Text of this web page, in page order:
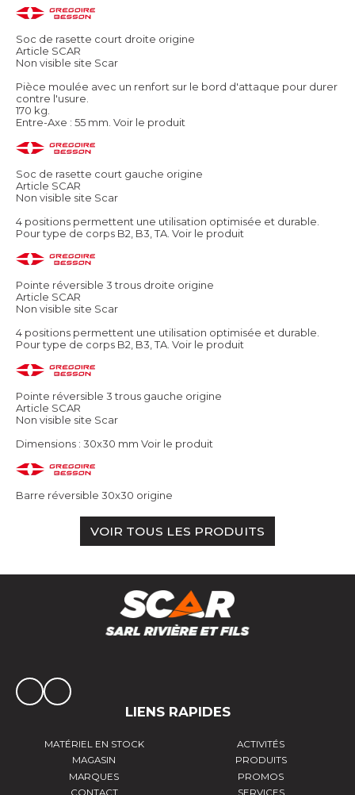
Soc de rasette court droite origine
Article SCAR
Non visible site Scar
Pièce moulée avec un renfort sur le bord d'attaque pour durer
contre l'usure.
170 kg.
Entre-Axe : 55 mm. Voir le produit
Soc de rasette court gauche origine
Article SCAR
Non visible site Scar
4 positions permettent une utilisation optimisée et durable.
Pour type de corps B2, B3, TA. Voir le produit
Pointe réversible 3 trous droite origine
Article SCAR
Non visible site Scar
4 positions permettent une utilisation optimisée et durable.
Pour type de corps B2, B3, TA. Voir le produit
Pointe réversible 3 trous gauche origine
Article SCAR
Non visible site Scar
Dimensions : 30x30 mm Voir le produit
Barre réversible 30x30 origine
VOIR TOUS LES PRODUITS
LIENS RAPIDES
MATÉRIEL EN STOCK
ACTIVITÉS
MAGASIN
PRODUITS
MARQUES
PROMOS
CONTACT
SERVICES